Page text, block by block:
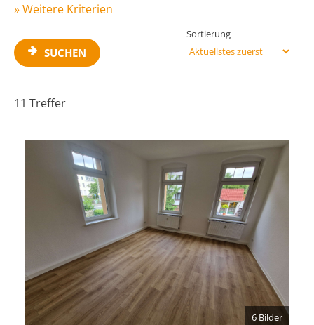
» Weitere Kriterien
Sortierung
SUCHEN
11 Treffer
6 Bilder